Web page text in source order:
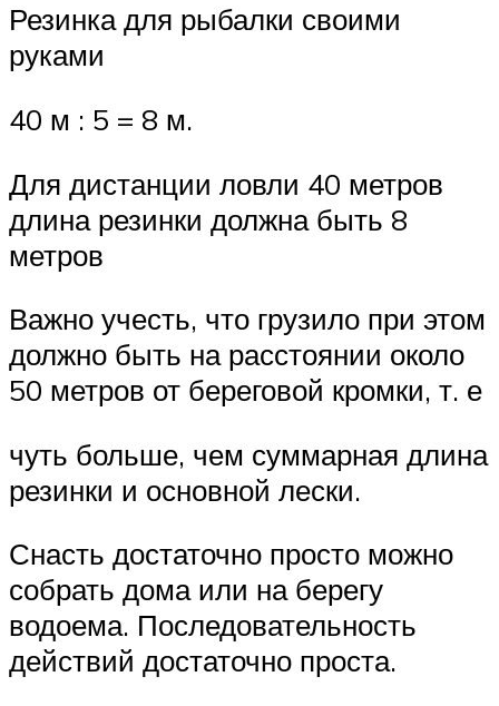
Резинка для рыбалки своими
руками
40 м : 5 = 8 м.
Для дистанции ловли 40 метров
длина резинки должна быть 8
метров
Важно учесть, что грузило при этом
должно быть на расстоянии около
50 метров от береговой кромки, т. е
чуть больше, чем суммарная длина
резинки и основной лески.
Снасть достаточно просто можно
собрать дома или на берегу
водоема. Последовательность
действий достаточно проста.